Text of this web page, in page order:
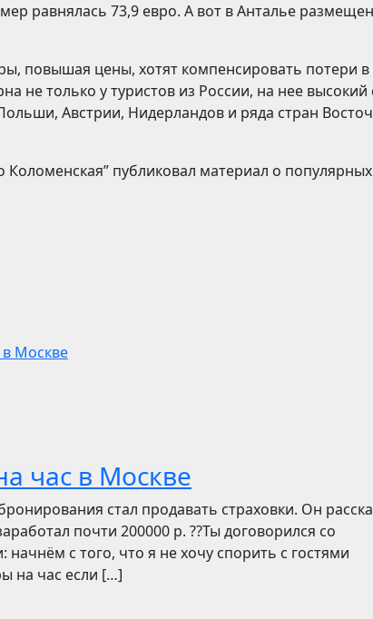
равнялась 73,9 евро. А вот в Анталье
повышая цены, хотят компенсировать потери в
не только у туристов из России, на нее высокий
Австрии, Нидерландов и ряда стран
публиковал материал о
в Москве
час в Москве
стал продавать страховки. Он
почти 200000 р. ??Ты договорился со
с того, что я не хочу спорить с гостями
на час если […]